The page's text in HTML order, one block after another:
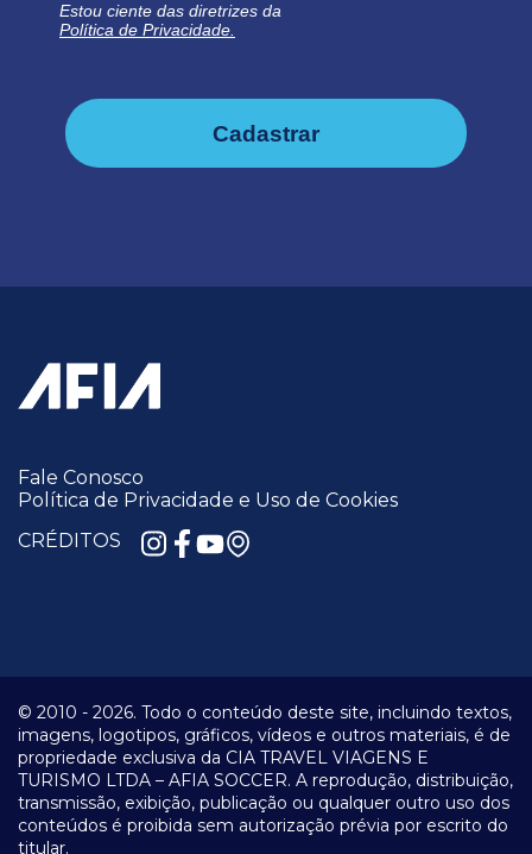
Estou ciente das diretrizes da
Política de Privacidade.
Cadastrar
Fale Conosco
Política de Privacidade e Uso de Cookies
CRÉDITOS
© 2010 - 2026. Todo o conteúdo deste site, incluindo textos,
imagens, logotipos, gráficos, vídeos e outros materiais, é de
propriedade exclusiva da CIA TRAVEL VIAGENS E
TURISMO LTDA – AFIA SOCCER. A reprodução, distribuição,
transmissão, exibição, publicação ou qualquer outro uso dos
conteúdos é proibida sem autorização prévia por escrito do
titular.